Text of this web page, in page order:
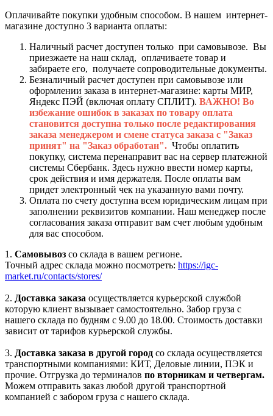
Оплачивайте покупки удобным способом. В нашем интернет-
магазине доступно 3 варианта оплаты:
Наличный расчет доступен только при самовывозе. Вы
приезжаете на наш склад, оплачиваете товар и
забираете его, получаете сопроводительные документы.
Безналичный расчет доступен при самовывозе или
оформлении заказа в интернет-магазине: карты МИР,
Яндекс ПЭЙ (включая оплату СПЛИТ). ВАЖНО! Во
избежание ошибок в заказах по товару оплата
становится доступна только после редактирования
заказа менеджером и смене статуса заказа с "Заказ
принят" на "Заказ обработан". Чтобы оплатить
покупку, система перенаправит вас на сервер платежной
системы Сбербанк. Здесь нужно ввести номер карты,
срок действия и имя держателя. После оплаты вам
придет электронный чек на указанную вами почту.
Оплата по счету доступна всем юридическим лицам при
заполнении реквизитов компании. Наш менеджер после
согласования заказа отправит вам счет любым удобным
для вас способом.
1. Самовывоз со склада в вашем регионе.
Точный адрес склада можно посмотреть: https://igc-
market.ru/contacts/stores/
2. Доставка заказа осуществляется курьерской службой
которую клиент вызывает самостоятельно. Забор груза с
нашего склада по будням с 9.00 до 18.00. Стоимость доставки
зависит от тарифов курьерской службы.
3. Доставка заказа в другой город со склада осуществляется
транспортными компаниями: КИТ, Деловые линии, ПЭК и
прочие. Отгрузка до терминалов по вторникам и четвергам.
Можем отправить заказ любой другой транспортной
компанией с забором груза с нашего склада.